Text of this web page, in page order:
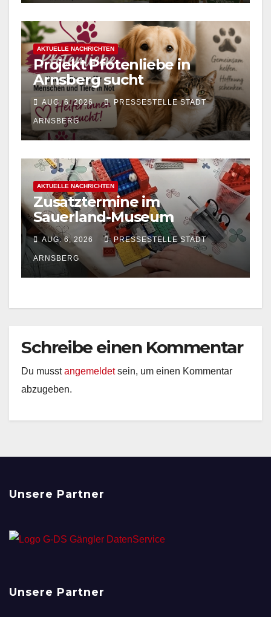
AKTUELLE NACHRICHTEN
Projekt Pfotenliebe in
Arnsberg sucht
ehrenamtliche
Tierhelfer:innen
AUG. 6, 2026 PRESSESTELLE STADT
ARNSBERG
AKTUELLE NACHRICHTEN
Zusatztermine im
Sauerland-Museum
Arnsberg: LEGO-
Ferienprogramm für Kinder
AUG. 6, 2026 PRESSESTELLE STADT
ARNSBERG
Schreibe einen Kommentar
Du musstangemeldetsein, um einen Kommentar
abzugeben.
Unsere Partner
Unsere Partner